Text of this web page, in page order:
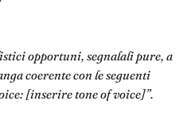
opportuni, segnalali pure, a
coerente con le seguenti
[inserire tone of voice]”.